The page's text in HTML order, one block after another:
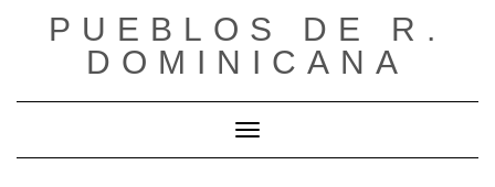
PUEBLOS DE R.
DOMINICANA
Cambiar modo de navegación